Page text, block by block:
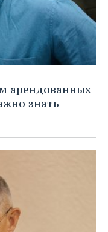
арендованных
знать